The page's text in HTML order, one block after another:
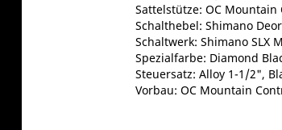
Sattelstütze: OC
Schalthebel: Shimano
Schaltwerk: Shimano SLX
Spezialfarbe: Diamond
Steuersatz: Alloy 1-1/2",
Vorbau: OC Mountain